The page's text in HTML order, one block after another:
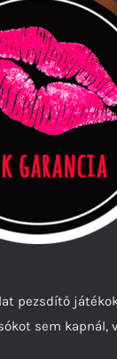
pezsdítő
sem kapnál,